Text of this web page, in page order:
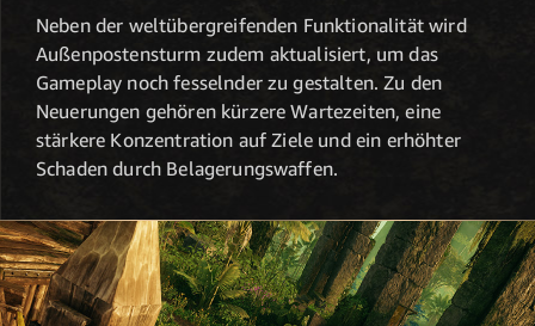
Neben der weltübergreifenden Funktionalität wird
Außenpostensturm zudem aktualisiert, um das
Gameplay noch fesselnder zu gestalten. Zu den
Neuerungen gehören kürzere Wartezeiten, eine
stärkere Konzentration auf Ziele und ein erhöhter
Schaden durch Belagerungswaffen.